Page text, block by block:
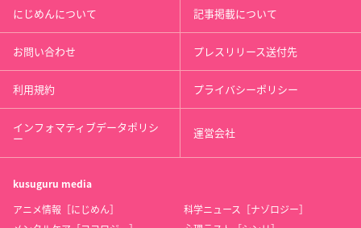
にじめんについて 記事掲載について
お問い合わせ プレスリリース送付先
利用規約 プライバシーポリシー
インフォマティブデータポリシ
ー 運営会社
kusuguru media
アニメ情報［にじめん］
科学ニュース［ナゾロジー］